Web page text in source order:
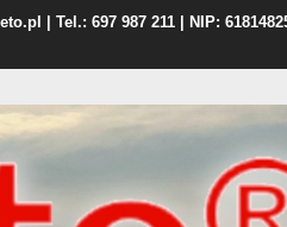
| Tel.: 697 987 211 | NIP: